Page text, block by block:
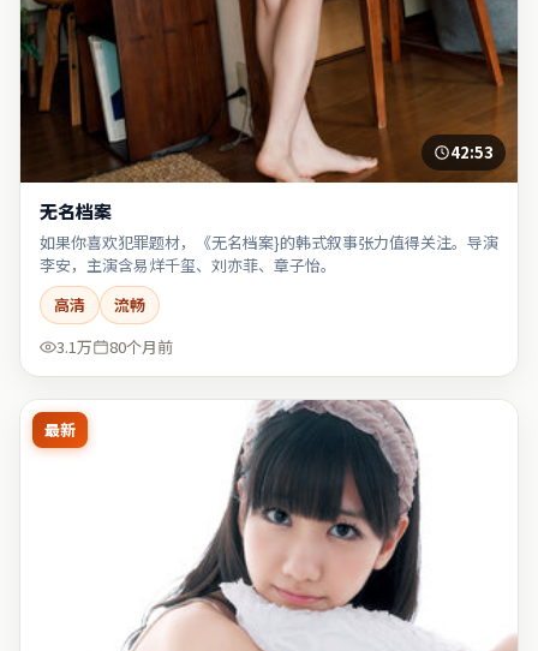
42:53
无名档案
如果你喜欢犯罪题材，《无名档案}的韩式叙事张力值得关注。导演
李安，主演含易烊千玺、刘亦菲、章子怡。
高清
流畅
3.1万
80个月前
最新